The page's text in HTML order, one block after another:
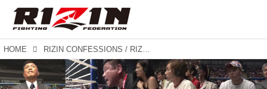
HOME RIZIN CONFESSIONS / RIZIN.11 & 12 編